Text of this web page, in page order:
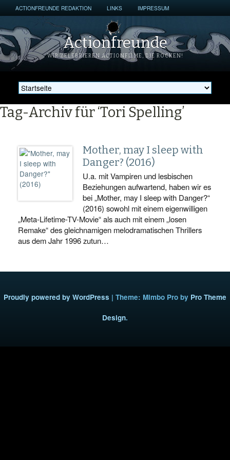
ACTIONFREUNDE REDAKTION LINKS IMPRESSUM
Actionfreunde
WIR ZELEBRIEREN ACTIONFILME, DIE ROCKEN!
Tag-Archiv für ‘Tori Spelling’
Mother, may I sleep with
Danger? (2016)
U.a. mit Vampiren und lesbischen
Beziehungen aufwartend, haben wir es
bei „Mother, may I sleep with Danger?“
(2016) sowohl mit einem eigenwilligen
„Meta-Lifetime-TV-Movie“ als auch mit einem „losen
Remake“ des gleichnamigen melodramatischen Thrillers
aus dem Jahr 1996 zutun…
Proudly powered by WordPress | Theme: Mimbo Pro by Pro Theme
Design.